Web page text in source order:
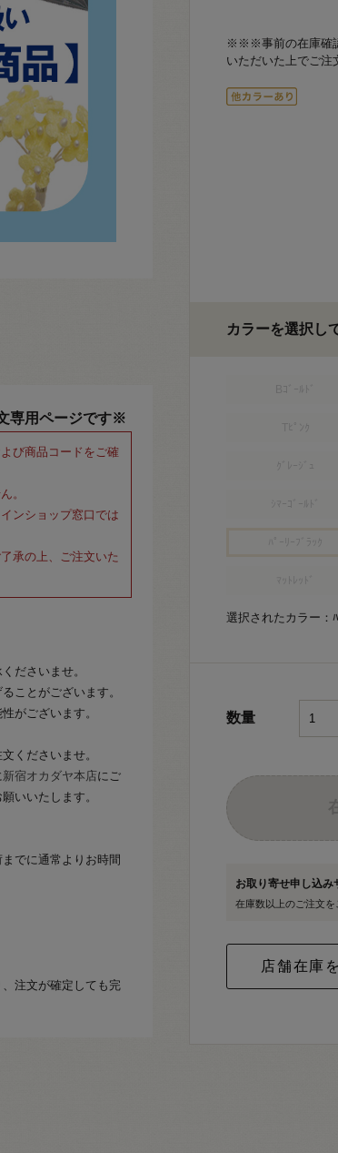
専用ページです※
び商品コードをご確
。
ンショップ窓口では
承の上、ご注文いた
ださいませ。
ことがございます。
がございます。
くださいませ。
新宿オカダヤ本店にご
いいたします。
でに通常よりお時間
注文が確定しても完
※※※事前の在庫確
いただいた上でご注
カラーを選択し
選択されたカラー：
数量
お取り寄せ申し込
在庫数以上のご注文を